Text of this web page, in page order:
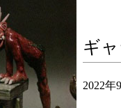
ギ
2022年